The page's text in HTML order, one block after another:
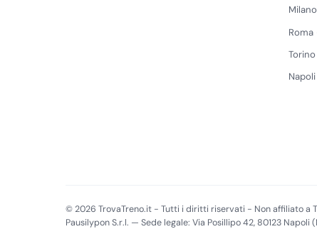
Roma
© 2026 TrovaTreno.it - Tutti i diritti riservati - Non affiliato a
Pausilypon S.r.l. — Sede legale: Via Posillipo 42, 80123